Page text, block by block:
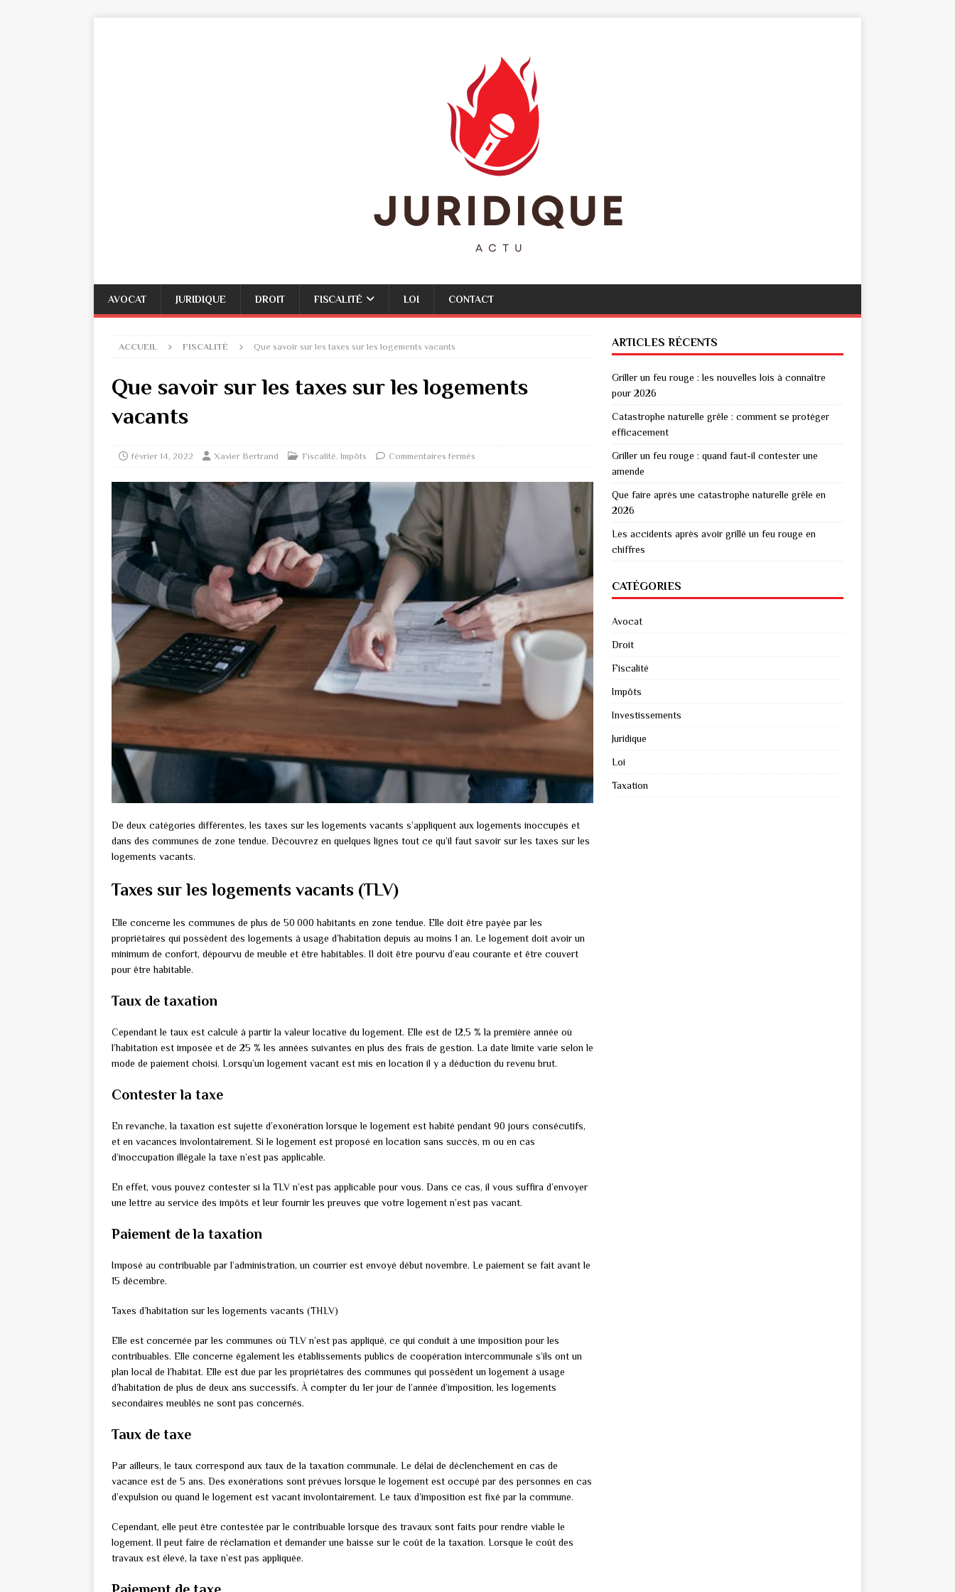
AVOCAT JURIDIQUE DROIT FISCALITÉ LOI CONTACT
ACCUEIL FISCALITÉ Que savoir sur les taxes sur les logements vacants
Que savoir sur les taxes sur les logements
vacants
février 14, 2022 Xavier Bertrand Fiscalité, Impôts Commentaires fermés
De deux catégories différentes, les taxes sur les logements vacants s’appliquent aux logements inoccupés et
dans des communes de zone tendue. Découvrez en quelques lignes tout ce qu’il faut savoir sur les taxes sur les
logements vacants.
Taxes sur les logements vacants (TLV)
Elle concerne les communes de plus de 50 000 habitants en zone tendue. Elle doit être payée par les
propriétaires qui possèdent des logements à usage d’habitation depuis au moins 1 an. Le logement doit avoir un
minimum de confort, dépourvu de meuble et être habitables. Il doit être pourvu d’eau courante et être couvert
pour être habitable.
Taux de taxation
Cependant le taux est calculé à partir la valeur locative du logement. Elle est de 12,5 % la première année où
l’habitation est imposée et de 25 % les années suivantes en plus des frais de gestion. La date limite varie selon le
mode de paiement choisi. Lorsqu’un logement vacant est mis en location il y a déduction du revenu brut.
Contester la taxe
En revanche, la taxation est sujette d’exonération lorsque le logement est habité pendant 90 jours consécutifs,
et en vacances involontairement. Si le logement est proposé en location sans succès, m ou en cas
d’inoccupation illégale la taxe n’est pas applicable.
En effet, vous pouvez contester si la TLV n’est pas applicable pour vous. Dans ce cas, il vous suffira d’envoyer
une lettre au service des impôts et leur fournir les preuves que votre logement n’est pas vacant.
Paiement de la taxation
Imposé au contribuable par l’administration, un courrier est envoyé début novembre. Le paiement se fait avant le
15 décembre.
Taxes d’habitation sur les logements vacants (THLV)
Elle est concernée par les communes où TLV n’est pas appliqué, ce qui conduit à une imposition pour les
contribuables. Elle concerne également les établissements publics de coopération intercommunale s’ils ont un
plan local de l’habitat. Elle est due par les propriétaires des communes qui possèdent un logement à usage
d’habitation de plus de deux ans successifs. À compter du 1er jour de l’année d’imposition, les logements
secondaires meublés ne sont pas concernés.
Taux de taxe
Par ailleurs, le taux correspond aux taux de la taxation communale. Le délai de déclenchement en cas de
vacance est de 5 ans. Des exonérations sont prévues lorsque le logement est occupé par des personnes en cas
d’expulsion ou quand le logement est vacant involontairement. Le taux d’imposition est fixé par la commune.
Cependant, elle peut être contestée par le contribuable lorsque des travaux sont faits pour rendre viable le
logement. Il peut faire de réclamation et demander une baisse sur le coût de la taxation. Lorsque le coût des
travaux est élevé, la taxe n’est pas appliquée.
Paiement de taxe
ARTICLES RÉCENTS
Griller un feu rouge : les nouvelles lois à connaître
pour 2026
Catastrophe naturelle grêle : comment se protéger
efficacement
Griller un feu rouge : quand faut-il contester une
amende
Que faire après une catastrophe naturelle grêle en
2026
Les accidents après avoir grillé un feu rouge en
chiffres
CATÉGORIES
Avocat
Droit
Fiscalité
Impôts
Investissements
Juridique
Loi
Taxation